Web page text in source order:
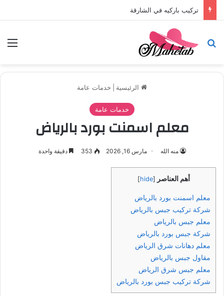
تركيب باركيه في الشارقة
بحث عن
الرئيسية خدمات عامة
خدمات عامة
معلم اسمنت بورد بالرياض
منه الله مارس 16, 2026 353 دقيقة واحدة
أهم العناصر [
hide
]
معلم اسمنت بورد بالرياض
شركة تركيب جبس بالرياض
معلم جبس بالرياض
شركة جبس بورد بالرياض
معلم دهانات شرق الرياض
مقاول جبس بالرياض
معلم جبس شرق الرياض
شركة تركيب جبس بورد بالرياض